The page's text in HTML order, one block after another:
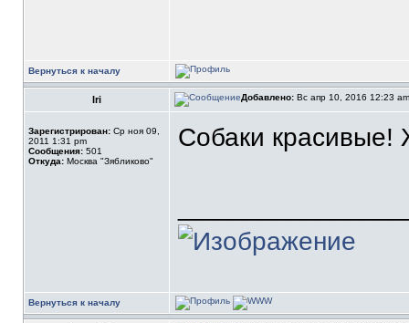
Вернуться к началу
Iri Добавлено: Вс апр 10, 2016 12:23
Зарегистрирован: Ср ноя 09,
2011 1:31 pm
Сообщения: 501
Откуда: Москва "Зябликово"
Собаки
Вернуться к началу